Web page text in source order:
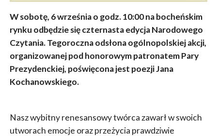
W sobotę, 6 września o godz. 10:00 na bocheńskim
rynku odbędzie się czternasta edycja Narodowego
Czytania. Tegoroczna odsłona ogólnopolskiej akcji,
organizowanej pod honorowym patronatem Pary
Prezydenckiej, poświęcona jest poezji Jana
Kochanowskiego.
Nasz wybitny renesansowy twórca zawarł w swoich
utworach emocje oraz przeżycia prawdziwie